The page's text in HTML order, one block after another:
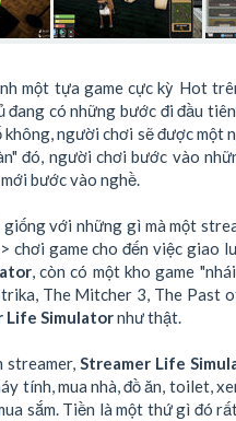
một tựa game cực kỳ Hot
đang có những bước đi đầu
người chơi sẽ được một
đó, người chơi bước vào
bước vào nghề.
với những gì mà một
game cho đến việc giao
, còn có một kho game
The Mitcher 3, The Past
Life Simulatornhư thật.
streamer, Streamer Life
tính, mua nhà, đồ ăn, toilet,
sắm. Tiền là một thứ gì đó